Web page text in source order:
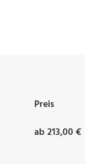
Preis
ab 213,00 €